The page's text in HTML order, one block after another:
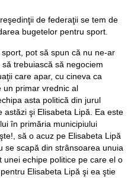
de federaţii se tem de
bugetelor pentru sport.
pot să spun că nu ne-ar
trebuiască să negociem
care apar, cu cineva ca
un primar vrednic al
asta politică din jurul
şi Elisabeta Lipă. Ea este
în primăria municipiului
să o acuz pe Elisabeta Lipă
se scapă din strânsoarea unuia
unei echipe politice pe care el o
Elisabeta Lipă şi ea ştie